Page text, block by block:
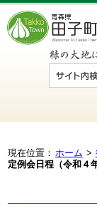
現在位置： ホーム
定例会日程（令和４年